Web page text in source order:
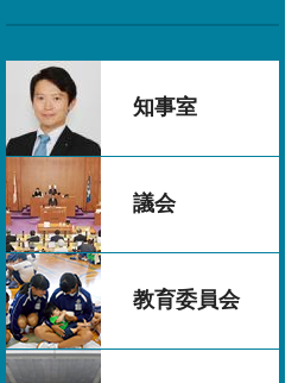
知事室
議会
教育委員会